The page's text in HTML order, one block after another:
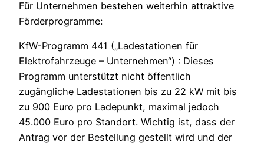
Für Unternehmen bestehen weiterhin attraktive
Förderprogramme:
KfW-Programm 441 („Ladestationen für
Elektrofahrzeuge – Unternehmen“) : Dieses
Programm unterstützt nicht öffentlich
zugängliche Ladestationen bis zu 22 kW mit bis
zu 900 Euro pro Ladepunkt, maximal jedoch
45.000 Euro pro Standort. Wichtig ist, dass der
Antrag vor der Bestellung gestellt wird und der